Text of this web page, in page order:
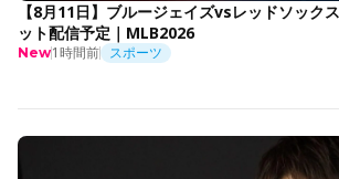
【8月11日】ブルージェイズvsレッドソック
ット配信予定｜MLB2026
New1時間前 スポーツ